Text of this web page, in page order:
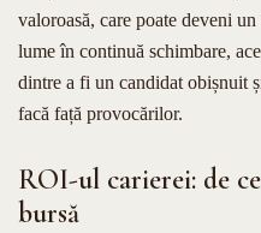
valoroasă, care poate deveni
lume în continuă schimbare,
dintre a fi un candidat obișnuit
facă față provocărilor.
ROI-ul carierei: de
bursă